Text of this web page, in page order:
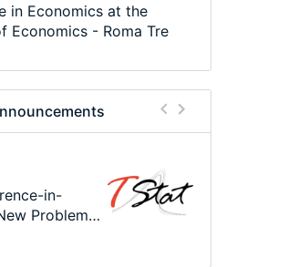
in Economics at the
Economics - Roma Tre
Economics,
in-
Problems,
- PhD
University
Master's
Tourism
Economics,
School